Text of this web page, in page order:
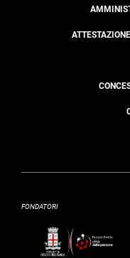
FONDATORI